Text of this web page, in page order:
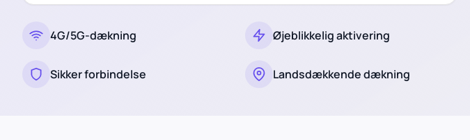
4G/5G-dækning Øjeblikkelig aktivering
Sikker forbindelse Landsdækkende dækning